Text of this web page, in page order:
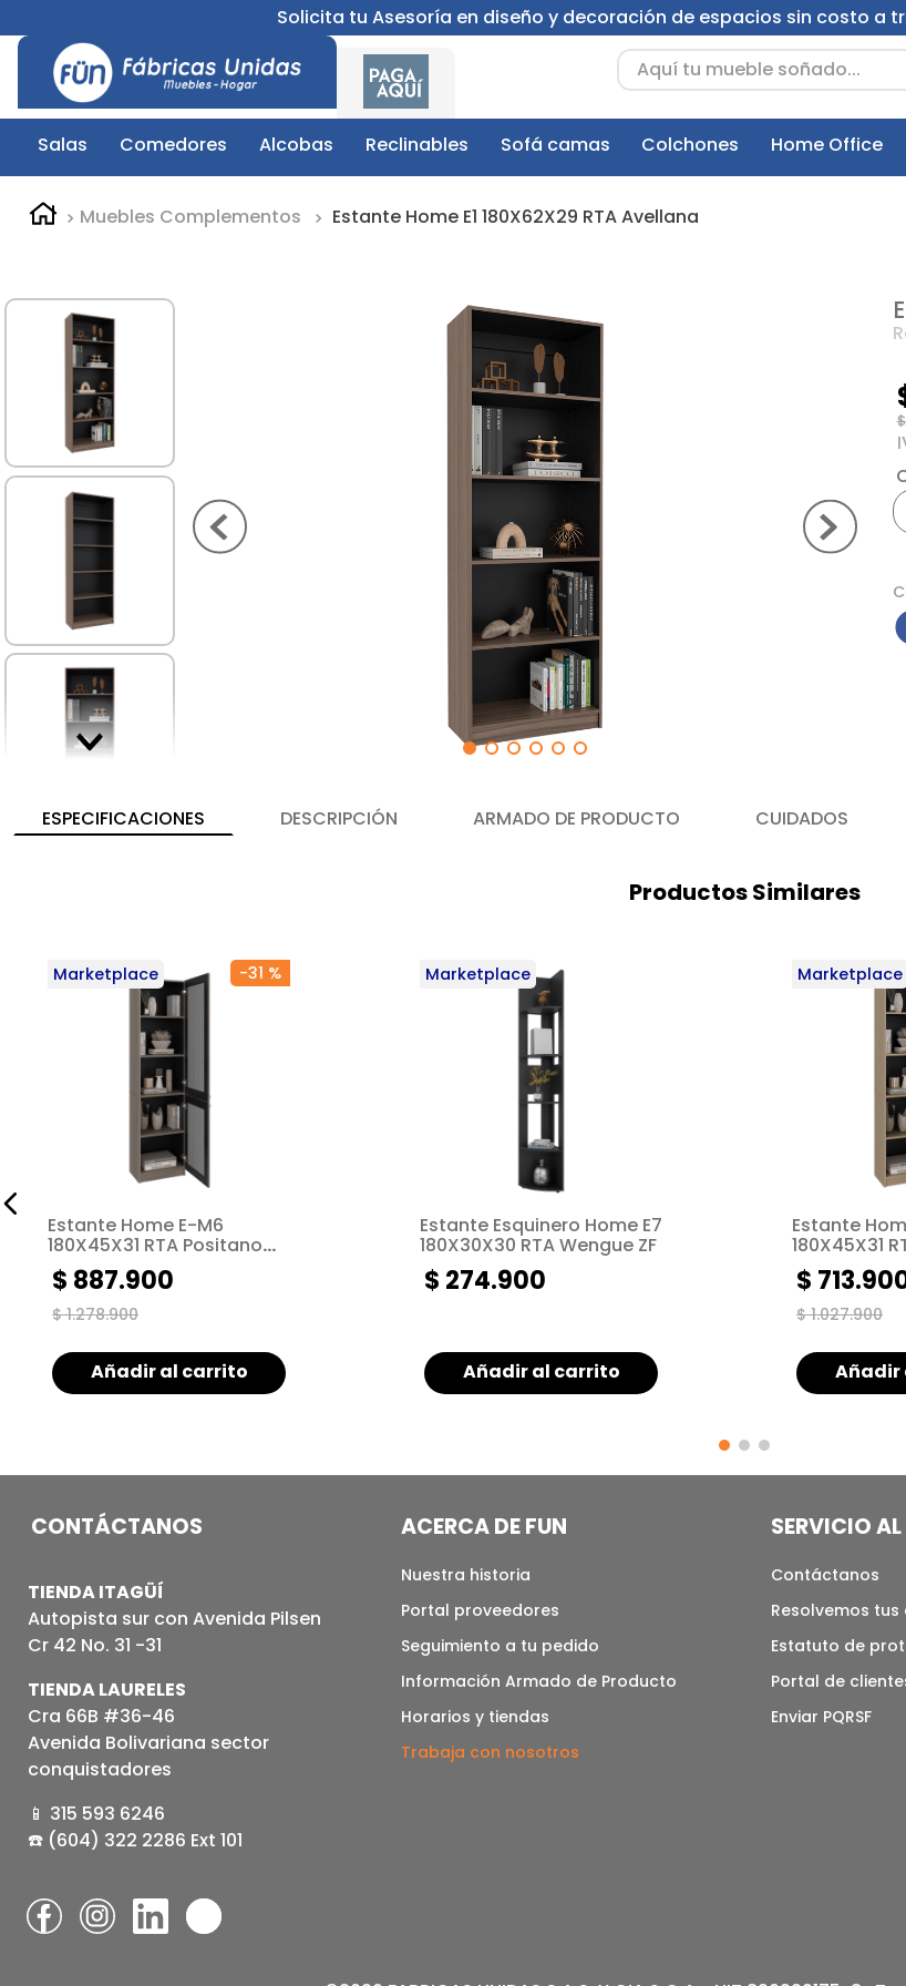
Solicita tu Asesoría en diseño y decoración de espacios sin costo a
Aquí tu mueble soñado...
Salas Comedores Alcobas Reclinables Sofá camas Colchones Home Office
Muebles Complementos Estante Home E1 180X62X29 RTA Avellana
$
ESPECIFICACIONES DESCRIPCIÓN ARMADO DE PRODUCTO CUIDADOS
Productos Similares
Marketplace -31 %
Estante Home E-M6
180X45X31 RTA Positano
Wengue ZF
$ 1.278.900
$ 887.900
Añadir al carrito
Marketplace
Estante Esquinero Home E7
180X30X30 RTA Wengue ZF
$ 274.900
Añadir al carrito
Marketplace
Estante
180X45X31
Wengue ZF
$ 1.027.900
$ 713.
Añadir
CONTÁCTANOS
TIENDA ITAGÜÍ
Autopista sur con Avenida Pilsen
Cr 42 No. 31 -31
TIENDA LAURELES
Cra 66B #36-46
Avenida Bolivariana sector
conquistadores
📱 315 593 6246
☎️ (604) 322 2286 Ext 101
ACERCA DE FUN
Nuestra historia
Portal proveedores
Seguimiento a tu pedido
Información Armado de Producto
Horarios y tiendas
Trabaja con nosotros
SERVICIO
Contáctanos
Resolvemos tus
Estatuto de
Portal de
Enviar PQRSF